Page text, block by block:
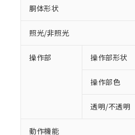
胴体形状
照光/非照光
操作部 操作部形状
操作部色
透明/不透明
動作機能